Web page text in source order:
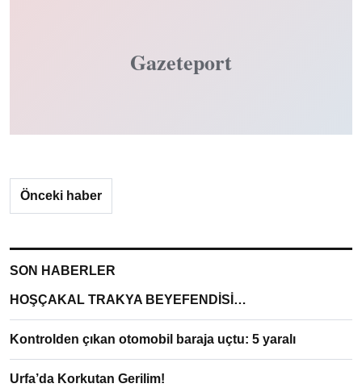
Gazeteport
Önceki haber
SON HABERLER
HOŞÇAKAL TRAKYA BEYEFENDİSİ…
Kontrolden çıkan otomobil baraja uçtu: 5 yaralı
Urfa’da Korkutan Gerilim!